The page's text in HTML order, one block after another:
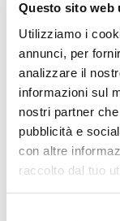
Questo sito web
Utilizziamo i
annunci, per
analizzare il
informazioni sul
nostri partner
pubblicità e
con altre
raccolto dal tuo
dichiarato
Unità per
convinti che
della
attivare,
risultati
energetico”.